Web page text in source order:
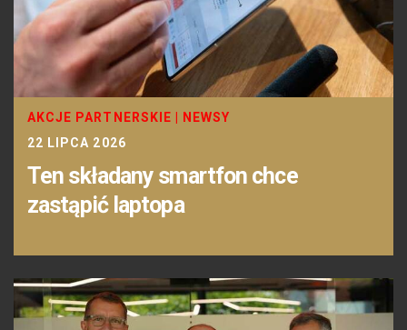
AKCJE PARTNERSKIE
NEWSY
22 LIPCA 2026
Ten składany smartfon chce
zastąpić laptopa